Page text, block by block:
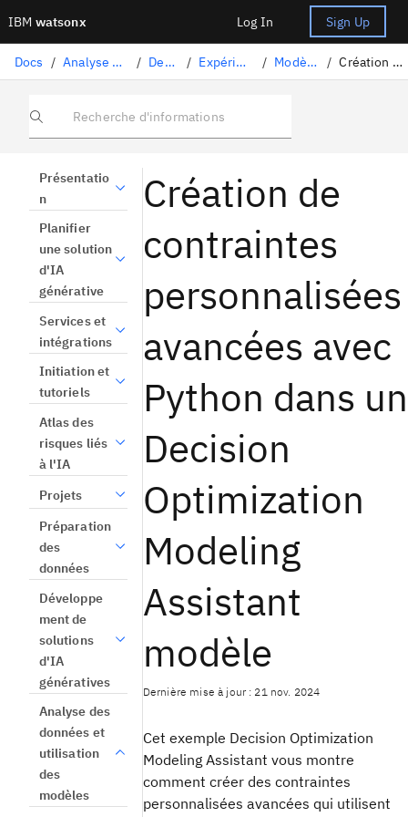
IBM watsonx Log In Sign Up
Docs / Analyse des données et utilisation des modèles / Decision Optimization / Expérimentations Decision Optimization / Modèles de l' Modeling Assistant / Création de contraintes personnalisées avancées avec Python
Recherche d'informations
Présentatio
n
Planifier
une solution
d'IA
générative
Services et
intégrations
Initiation et
tutoriels
Atlas des
risques liés
à l'IA
Projets
Préparation
des
données
Développe
ment de
solutions
d'IA
génératives
Analyse des
données et
utilisation
des
modèles
Création de
contraintes
personnalisées
avancées avec
Python dans un
Decision
Optimization
Modeling
Assistant
modèle
Dernière mise à jour : 21 nov. 2024
Cet exemple Decision Optimization
Modeling Assistant vous montre
comment créer des contraintes
personnalisées avancées qui utilisent